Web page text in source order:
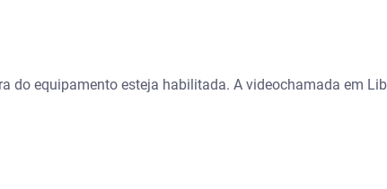
do equipamento esteja habilitada. A videochamada em